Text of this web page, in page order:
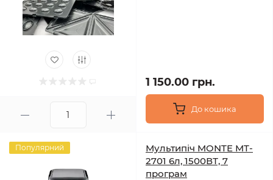
1 150.00 грн.
До кошика
Популярний
Мультипіч MONTE MT-
2701 6л, 1500ВТ, 7
програм